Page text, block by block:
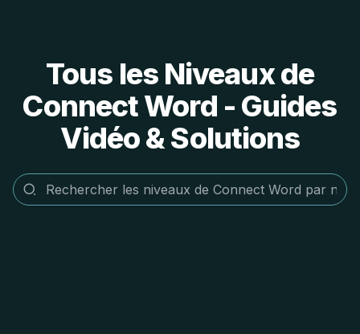
Tous les Niveaux de
Connect Word - Guides
Vidéo & Solutions